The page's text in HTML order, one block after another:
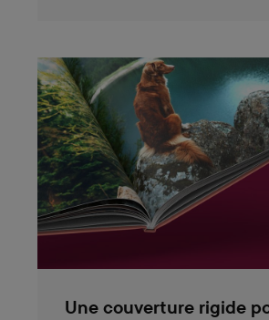
Une couverture rigide